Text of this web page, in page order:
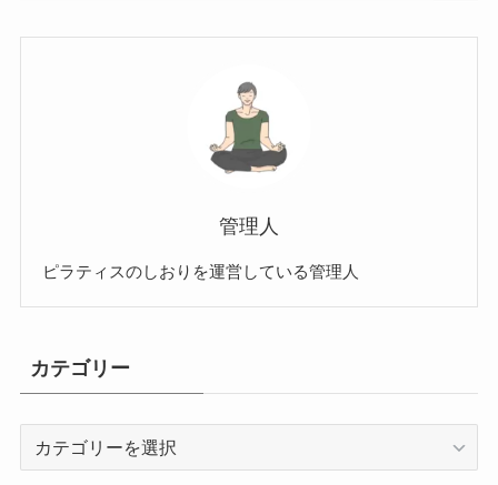
管理人
ピラティスのしおりを運営している管理人
カテゴリー